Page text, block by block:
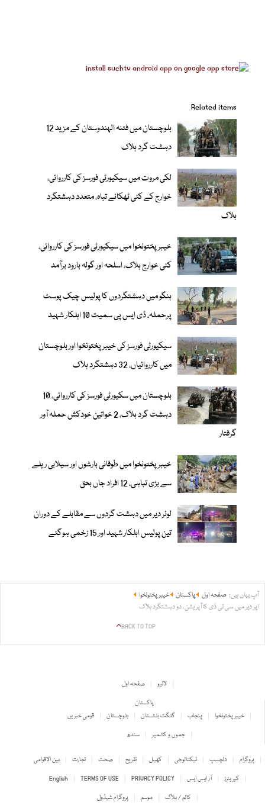
Related items
بلوچستان میں فتنہ الہندوستان کے مزید 12
دہشت گرد ہلاک
لکی مروت میں سیکیورٹی فورسز کی کارروائی،
خوارج کے کئی ٹھکانے تباہ، متعدد دہشتگرد
ہلاک
خیبر پختونخوا میں سیکیورٹی فورسز کی کارروائی،
کئی خوارج ہلاک، اسلحہ اور گولہ بارود برآمد
ہنگو میں دہشتگردوں کا پولیس چیک پوسٹ
پرحملہ، ڈی ایس پی سمیت 10 اہلکار شہید
سیکیورٹی فورسز کی خیبر پختونخوا اور بلوچستان
میں کارروائیاں، 32 دہشتگرد ہلاک
بلوچستان میں سکیورٹی فورسز کی کارروائی، 10
دہشت گرد ہلاک، 2 خواتین خودکش حملہ آور
گرفتار
خیبرپختونخوا میں طوفانی بارشوں اور سیلابی ریلے
سے بڑی تباہی، 12 افراد جاں بحق
لوئر دیر میں دہشت گردوں سے مقابلے کے دوران
تین پولیس اہلکار شہید اور 15 زخمی ہوگئے
آپ یہاں ہیں: صفحہ اول پاکستان
خیبر پختونخوا
اپر دیر میں سی ٹی ڈی کا آپریشن، دو دہشتگرد ہلاک
BACK TO TOP
صفحہ اول
لائیو
پاکستان
قومی خبریں
بلوچستان گلگت بلتستان پنجاب
خیبر پختونخوا
سندھ
جموں و کشمیر
بین الاقوامی تجارت صحت تفریح کھیل ٹیکنالوجی دلچسپ
پروگرام
English
TERMS OF USE PRIVACY POLICY آر ایس ایس
کیریئرز
پروگرام شیڈول
موسم کالم / بلاگ